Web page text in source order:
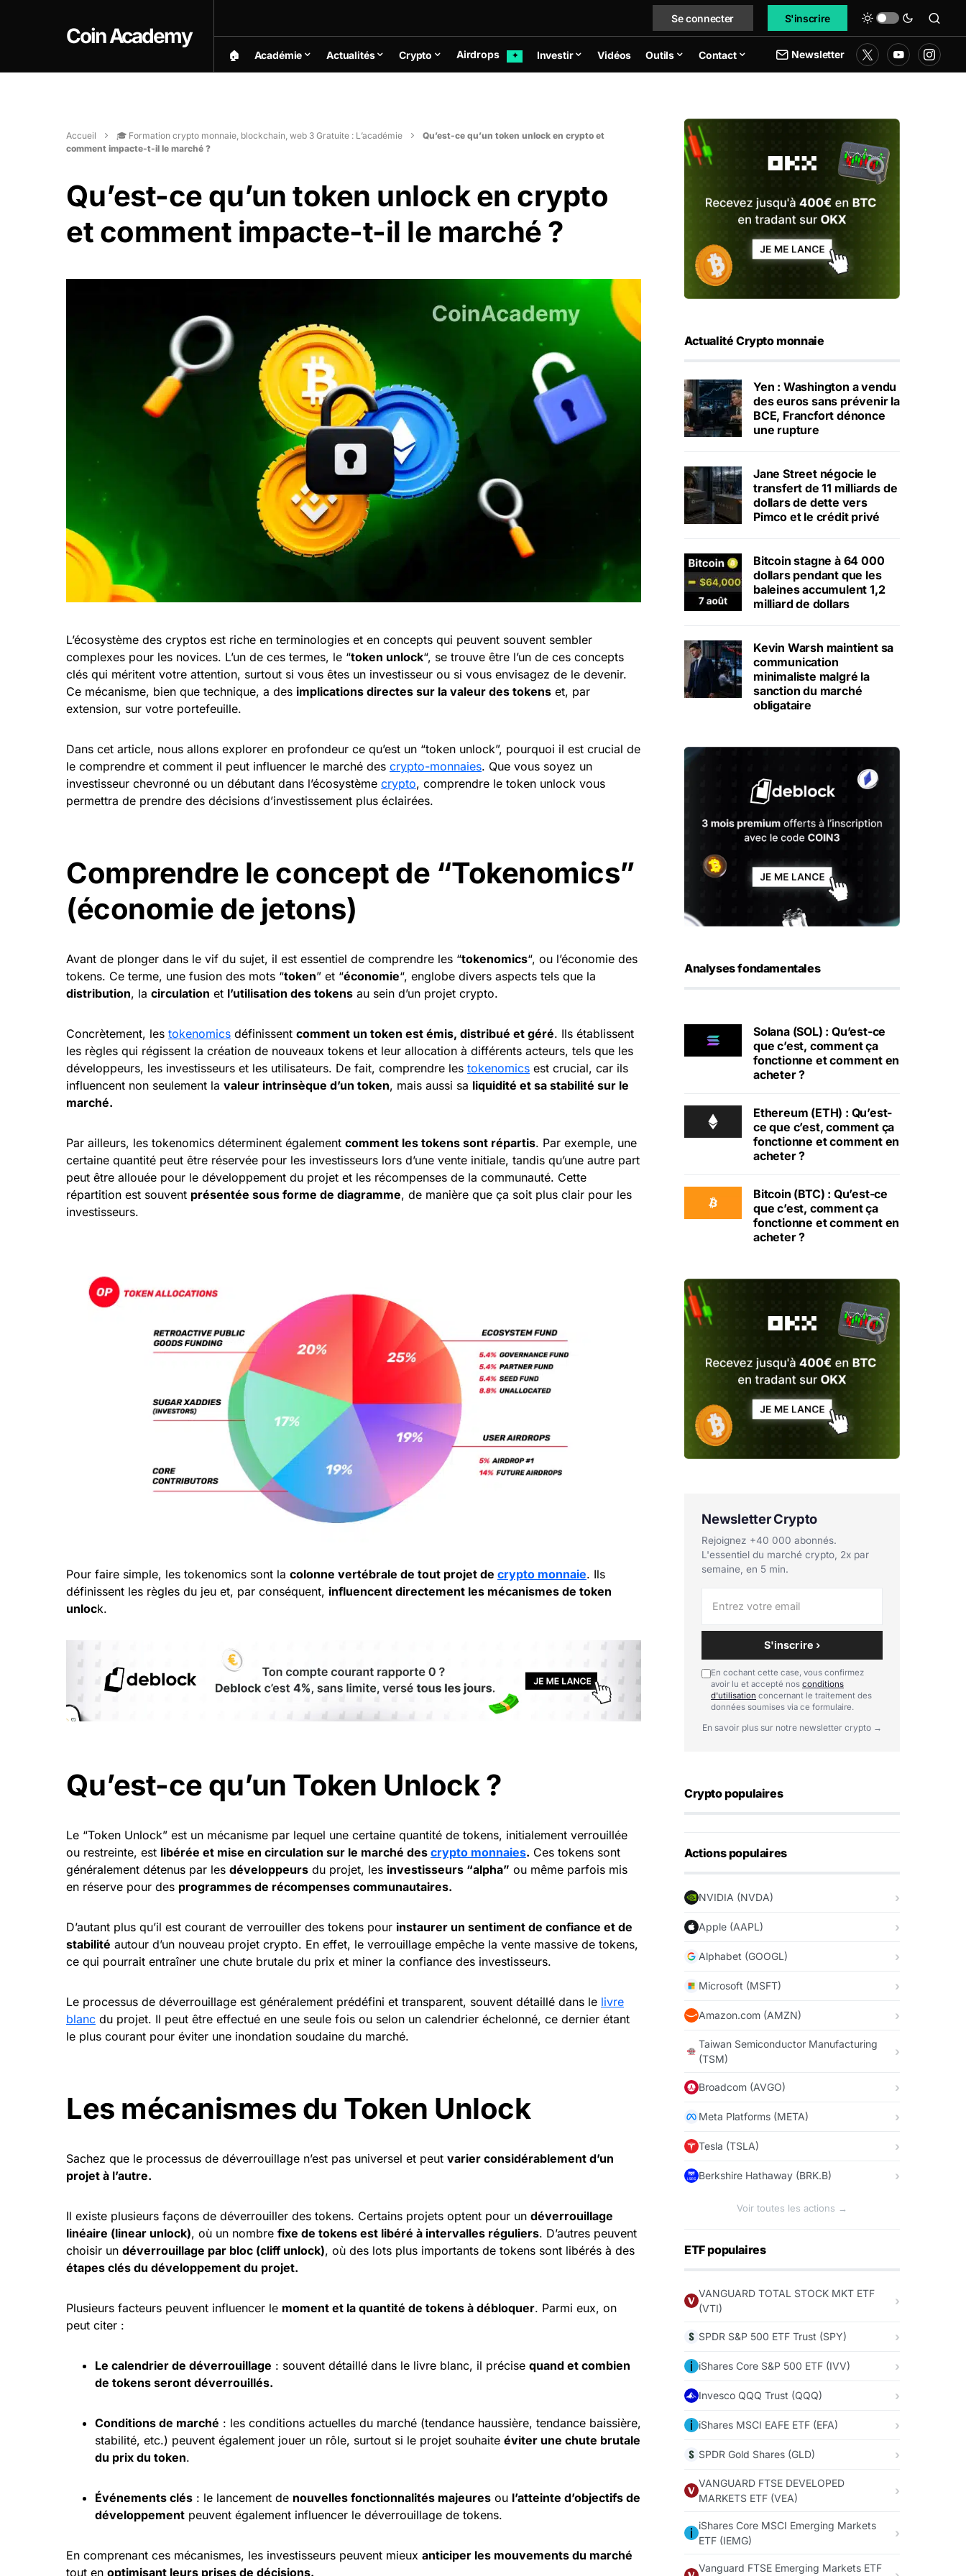
Coin Academy
Se connecter S'inscrire
🏠︎ Académie Actualités Crypto Airdrops ✦ Investir Vidéos Outils Contact Newsletter
Accueil 🎓 Formation crypto monnaie, blockchain, web 3 Gratuite : L’académie
Qu’est-ce qu’un token unlock en crypto et
comment impacte-t-il le marché ?
Qu’est-ce qu’un token unlock en crypto
et comment impacte-t-il le marché ?
L’écosystème des cryptos est riche en terminologies et en concepts qui peuvent souvent sembler
complexes pour les novices. L’un de ces termes, le “token unlock“, se trouve être l’un de ces concepts
clés qui méritent votre attention, surtout si vous êtes un investisseur ou si vous envisagez de le devenir.
Ce mécanisme, bien que technique, a des implications directes sur la valeur des tokens et, par
extension, sur votre portefeuille.
Dans cet article, nous allons explorer en profondeur ce qu’est un “token unlock”, pourquoi il est crucial de
le comprendre et comment il peut influencer le marché des crypto-monnaies. Que vous soyez un
investisseur chevronné ou un débutant dans l’écosystème crypto, comprendre le token unlock vous
permettra de prendre des décisions d’investissement plus éclairées.
Comprendre le concept de “Tokenomics”
(économie de jetons)
Avant de plonger dans le vif du sujet, il est essentiel de comprendre les “tokenomics“, ou l’économie des
tokens. Ce terme, une fusion des mots “token” et “économie“, englobe divers aspects tels que la
distribution, la circulation et l’utilisation des tokens au sein d’un projet crypto.
Concrètement, les tokenomics définissent comment un token est émis, distribué et géré. Ils établissent
les règles qui régissent la création de nouveaux tokens et leur allocation à différents acteurs, tels que les
développeurs, les investisseurs et les utilisateurs. De fait, comprendre les tokenomics est crucial, car ils
influencent non seulement la valeur intrinsèque d’un token, mais aussi sa liquidité et sa stabilité sur le
marché.
Par ailleurs, les tokenomics déterminent également comment les tokens sont répartis. Par exemple, une
certaine quantité peut être réservée pour les investisseurs lors d’une vente initiale, tandis qu’une autre part
peut être allouée pour le développement du projet et les récompenses de la communauté. Cette
répartition est souvent présentée sous forme de diagramme, de manière que ça soit plus clair pour les
investisseurs.
Pour faire simple, les tokenomics sont la colonne vertébrale de tout projet de crypto monnaie. Ils
définissent les règles du jeu et, par conséquent, influencent directement les mécanismes de token
unlock.
Qu’est-ce qu’un Token Unlock ?
Le “Token Unlock” est un mécanisme par lequel une certaine quantité de tokens, initialement verrouillée
ou restreinte, est libérée et mise en circulation sur le marché des crypto monnaies. Ces tokens sont
généralement détenus par les développeurs du projet, les investisseurs “alpha” ou même parfois mis
en réserve pour des programmes de récompenses communautaires.
D’autant plus qu’il est courant de verrouiller des tokens pour instaurer un sentiment de confiance et de
stabilité autour d’un nouveau projet crypto. En effet, le verrouillage empêche la vente massive de tokens,
ce qui pourrait entraîner une chute brutale du prix et miner la confiance des investisseurs.
Le processus de déverrouillage est généralement prédéfini et transparent, souvent détaillé dans le livre
blanc du projet. Il peut être effectué en une seule fois ou selon un calendrier échelonné, ce dernier étant
le plus courant pour éviter une inondation soudaine du marché.
Les mécanismes du Token Unlock
Sachez que le processus de déverrouillage n’est pas universel et peut varier considérablement d’un
projet à l’autre.
Il existe plusieurs façons de déverrouiller des tokens. Certains projets optent pour un déverrouillage
linéaire (linear unlock), où un nombre fixe de tokens est libéré à intervalles réguliers. D’autres peuvent
choisir un déverrouillage par bloc (cliff unlock), où des lots plus importants de tokens sont libérés à des
étapes clés du développement du projet.
Plusieurs facteurs peuvent influencer le moment et la quantité de tokens à débloquer. Parmi eux, on
peut citer :
Le calendrier de déverrouillage : souvent détaillé dans le livre blanc, il précise quand et combien
de tokens seront déverrouillés.
Conditions de marché : les conditions actuelles du marché (tendance haussière, tendance baissière,
stabilité, etc.) peuvent également jouer un rôle, surtout si le projet souhaite éviter une chute brutale
du prix du token.
Événements clés : le lancement de nouvelles fonctionnalités majeures ou l’atteinte d’objectifs de
développement peuvent également influencer le déverrouillage de tokens.
En comprenant ces mécanismes, les investisseurs peuvent mieux anticiper les mouvements du marché
tout en optimisant leurs prises de décisions.
Actualité Crypto monnaie
Yen : Washington a vendu
des euros sans prévenir la
BCE, Francfort dénonce
une rupture
Jane Street négocie le
transfert de 11 milliards de
dollars de dette vers
Pimco et le crédit privé
Bitcoin stagne à 64 000
dollars pendant que les
baleines accumulent 1,2
milliard de dollars
Kevin Warsh maintient sa
communication
minimaliste malgré la
sanction du marché
obligataire
Analyses fondamentales
Solana (SOL) : Qu’est-ce
que c’est, comment ça
fonctionne et comment en
acheter ?
Ethereum (ETH) : Qu’est-
ce que c’est, comment ça
fonctionne et comment en
acheter ?
Bitcoin (BTC) : Qu’est-ce
que c’est, comment ça
fonctionne et comment en
acheter ?
Newsletter Crypto
Rejoignez +40 000 abonnés.
L'essentiel du marché crypto, 2x par
semaine, en 5 min.
S'inscrire ›
En cochant cette case, vous confirmez
avoir lu et accepté nos conditions
d'utilisation concernant le traitement des
données soumises via ce formulaire.
En savoir plus sur notre newsletter crypto →
Crypto populaires
Actions populaires
NVIDIA (NVDA)
Apple (AAPL)
Alphabet (GOOGL)
Microsoft (MSFT)
Amazon.com (AMZN)
Taiwan Semiconductor Manufacturing
(TSM)
Broadcom (AVGO)
Meta Platforms (META)
Tesla (TSLA)
Berkshire Hathaway (BRK.B)
Voir toutes les actions →
ETF populaires
VANGUARD TOTAL STOCK MKT ETF
(VTI)
SPDR S&P 500 ETF Trust (SPY)
iShares Core S&P 500 ETF (IVV)
Invesco QQQ Trust (QQQ)
iShares MSCI EAFE ETF (EFA)
SPDR Gold Shares (GLD)
VANGUARD FTSE DEVELOPED
MARKETS ETF (VEA)
iShares Core MSCI Emerging Markets
ETF (IEMG)
Vanguard FTSE Emerging Markets ETF